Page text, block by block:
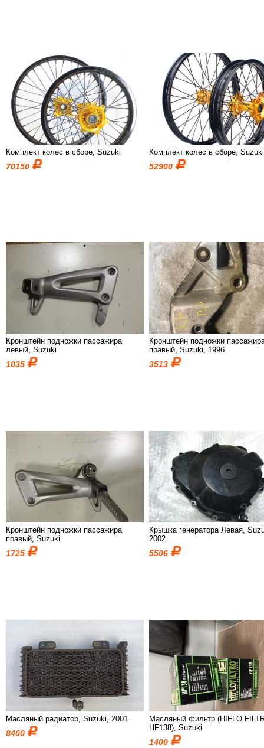
Комплект колес в сборе, Suzuki
70150
Комплект колес в сборе, Suzuki
52900
Кронштейн подножки пассажира
левый, Suzuki
1035
Кронштейн подножки
правый, Suzuki, 1996
3513
Кронштейн подножки пассажира
правый, Suzuki
1725
Крышка генератора Левая,
2002
5506
Масляный радиатор, Suzuki, 2001
8400
Масляный фильтр (HIFLO
HF138), Suzuki
1400